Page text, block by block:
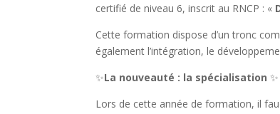
certifié de niveau 6, inscrit au RNCP : «
Cette formation dispose d’un tronc
également l’intégration, le
✨La nouveauté : la spécialisation ✨
Lors de cette année de formation, il